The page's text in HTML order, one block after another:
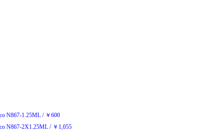
N867-1.25ML / ￥ 600
N867-2X1.25ML / ￥ 1,055